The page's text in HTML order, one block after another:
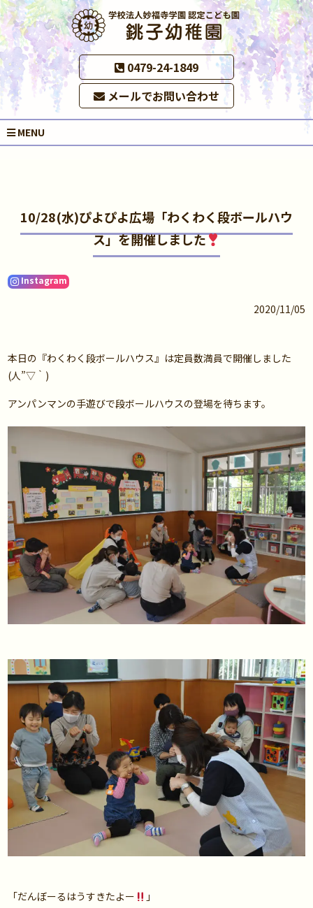
0479-24-1849
メールでお問い合わせ
MENU
10/28(水)ぴよぴよ広場「わくわく段ボールハウ
ス」を開催しました
Instagram
2020/11/05
本日の『わくわく段ボールハウス』は定員数満員で開催しました
(人”▽｀)
アンパンマンの手遊びで段ボールハウスの登場を待ちます。
「だんぼーるはうすきたよー 」